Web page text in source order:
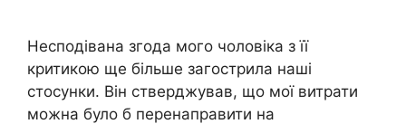
Несподівана згода мого чоловіка з її
критикою ще більше загострила наші
стосунки. Він стверджував, що мої витрати
можна було б перенаправити на